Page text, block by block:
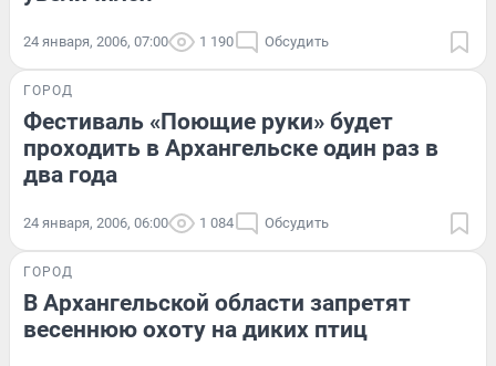
24 января, 2006, 07:00 1 190 Обсудить
ГОРОД
Фестиваль «Поющие руки» будет
проходить в Архангельске один раз в
два года
24 января, 2006, 06:00 1 084 Обсудить
ГОРОД
В Архангельской области запретят
весеннюю охоту на диких птиц